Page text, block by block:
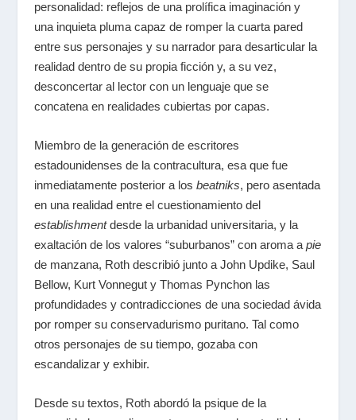
personalidad: reflejos de una prolífica imaginación y
una inquieta pluma capaz de romper la cuarta pared
entre sus personajes y su narrador para desarticular la
realidad dentro de su propia ficción y, a su vez,
desconcertar al lector con un lenguaje que se
concatena en realidades cubiertas por capas.
Miembro de la generación de escritores
estadounidenses de la contracultura, esa que fue
inmediatamente posterior a los beatniks, pero asentada
en una realidad entre el cuestionamiento del
establishmentdesde la urbanidad universitaria, y la
exaltación de los valores “suburbanos” con aroma a pie
de manzana, Roth describió junto a John Updike, Saul
Bellow, Kurt Vonnegut y Thomas Pynchon las
profundidades y contradicciones de una sociedad ávida
por romper su conservadurismo puritano. Tal como
otros personajes de su tiempo, gozaba con
escandalizar y exhibir.
Desde su textos, Roth abordó la psique de la